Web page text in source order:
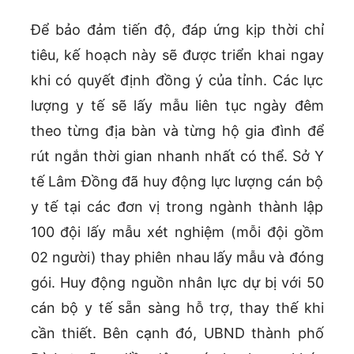
Để bảo đảm tiến độ, đáp ứng kịp thời chỉ
tiêu, kế hoạch này sẽ được triển khai ngay
khi có quyết định đồng ý của tỉnh. Các lực
lượng y tế sẽ lấy mẫu liên tục ngày đêm
theo từng địa bàn và từng hộ gia đình để
rút ngắn thời gian nhanh nhất có thể. Sở Y
tế Lâm Đồng đã huy động lực lượng cán bộ
y tế tại các đơn vị trong ngành thành lập
100 đội lấy mẫu xét nghiệm (mỗi đội gồm
02 người) thay phiên nhau lấy mẫu và đóng
gói. Huy động nguồn nhân lực dự bị với 50
cán bộ y tế sẵn sàng hỗ trợ, thay thế khi
cần thiết. Bên cạnh đó, UBND thành phố